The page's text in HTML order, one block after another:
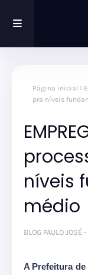
Página inicial
pra níveis
níveis
médio
BLOG PAULO JOSÉ
A Prefeitura